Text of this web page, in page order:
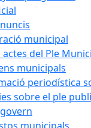
municipal
actes del Ple
municipals
periodística
sobre el ple